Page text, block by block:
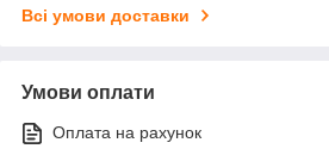
Всі умови доставки
Умови оплати
Оплата на рахунок